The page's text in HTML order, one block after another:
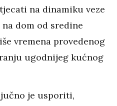
na dinamiku veze
dom od sredine
vremena provedenog
ugodnijeg kućnog
je usporiti,